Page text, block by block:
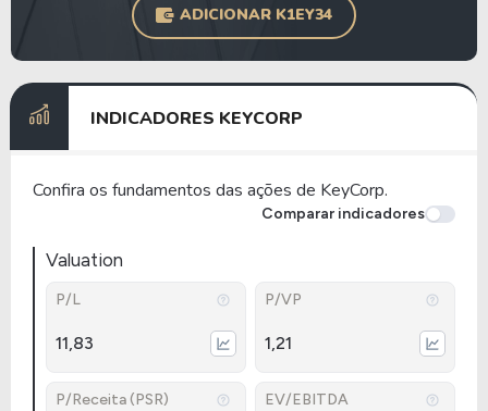
ADICIONAR K1EY34
INDICADORES KEYCORP
Confira os fundamentos das ações de KeyCorp.
Comparar indicadores
Valuation
P/L
11,83
P/VP
1,21
P/Receita (PSR) EV/EBITDA